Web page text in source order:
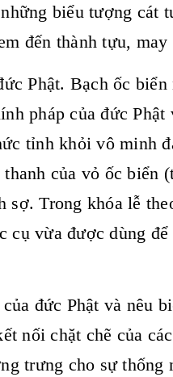
biểu tượng cát
đến thành tựu, may
Phật. Bạch ốc biển
pháp của đức Phật
tỉnh khỏi vô minh
của vỏ ốc biển
Trong khóa lễ
vừa được dùng
đức Phật và nêu
nối chặt chẽ của
trưng cho sự thống